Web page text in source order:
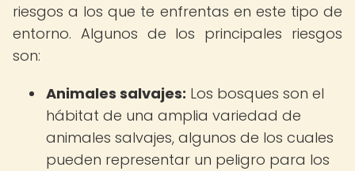
riesgos a los que te enfrentas en este tipo de
entorno. Algunos de los principales riesgos
son:
Animales salvajes: Los bosques son el
hábitat de una amplia variedad de
animales salvajes, algunos de los cuales
pueden representar un peligro para los